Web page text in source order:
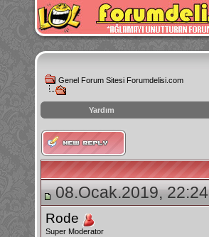
Genel Forum Sitesi Forumdelisi.com
Yardım
instagram
izlenme
hilesi
08.Ocak.2019, 22:24
Rode
Super Moderator